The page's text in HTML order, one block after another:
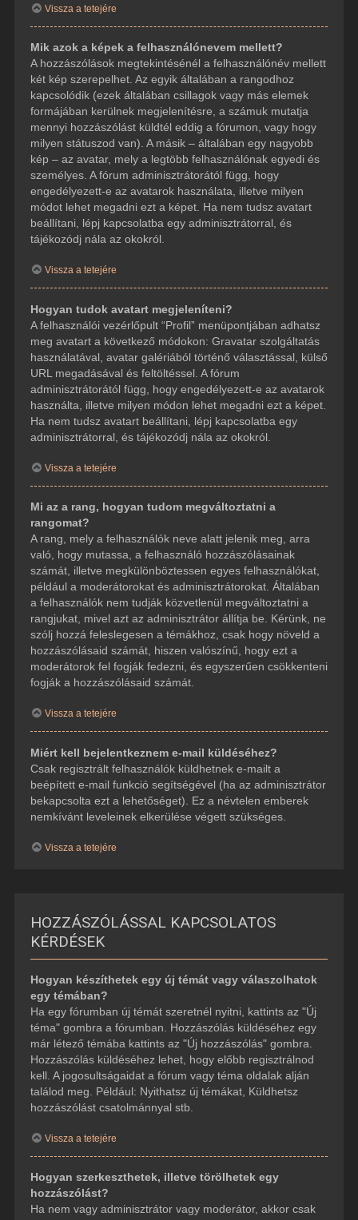
Vissza a tetejére
Mik azok a képek a felhasználónevem mellett?
A hozzászólások megtekintésénél a felhasználónév mellett
két kép szerepelhet. Az egyik általában a rangodhoz
kapcsolódik (ezek általában csillagok vagy más elemek
formájában kerülnek megjelenítésre, a számuk mutatja
mennyi hozzászólást küldtél eddig a fórumon, vagy hogy
milyen státuszod van). A másik – általában egy nagyobb
kép – az avatar, mely a legtöbb felhasználónak egyedi és
személyes. A fórum adminisztrátorától függ, hogy
engedélyezett-e az avatarok használata, illetve milyen
módot lehet megadni ezt a képet. Ha nem tudsz avatart
beállítani, lépj kapcsolatba egy adminisztrátorral, és
tájékozódj nála az okokról.
Vissza a tetejére
Hogyan tudok avatart megjeleníteni?
A felhasználói vezérlőpult “Profil” menüpontjában adhatsz
meg avatart a következő módokon: Gravatar szolgáltatás
használatával, avatar galériából történő választással, külső
URL megadásával és feltöltéssel. A fórum
adminisztrátorától függ, hogy engedélyezett-e az avatarok
használta, illetve milyen módon lehet megadni ezt a képet.
Ha nem tudsz avatart beállítani, lépj kapcsolatba egy
adminisztrátorral, és tájékozódj nála az okokról.
Vissza a tetejére
Mi az a rang, hogyan tudom megváltoztatni a
rangomat?
A rang, mely a felhasználók neve alatt jelenik meg, arra
való, hogy mutassa, a felhasználó hozzászólásainak
számát, illetve megkülönböztessen egyes felhasználókat,
például a moderátorokat és adminisztrátorokat. Általában
a felhasználók nem tudják közvetlenül megváltoztatni a
rangjukat, mivel azt az adminisztrátor állítja be. Kérünk, ne
szólj hozzá feleslegesen a témákhoz, csak hogy növeld a
hozzászólásaid számát, hiszen valószínű, hogy ezt a
moderátorok fel fogják fedezni, és egyszerűen csökkenteni
fogják a hozzászólásaid számát.
Vissza a tetejére
Miért kell bejelentkeznem e-mail küldéséhez?
Csak regisztrált felhasználók küldhetnek e-mailt a
beépített e-mail funkció segítségével (ha az adminisztrátor
bekapcsolta ezt a lehetőséget). Ez a névtelen emberek
nemkívánt leveleinek elkerülése végett szükséges.
Vissza a tetejére
HOZZÁSZÓLÁSSAL KAPCSOLATOS
KÉRDÉSEK
Hogyan készíthetek egy új témát vagy válaszolhatok
egy témában?
Ha egy fórumban új témát szeretnél nyitni, kattints az "Új
téma" gombra a fórumban. Hozzászólás küldéséhez egy
már létező témába kattints az "Új hozzászólás" gombra.
Hozzászólás küldéséhez lehet, hogy előbb regisztrálnod
kell. A jogosultságaidat a fórum vagy téma oldalak alján
találod meg. Például: Nyithatsz új témákat, Küldhetsz
hozzászólást csatolmánnyal stb.
Vissza a tetejére
Hogyan szerkeszthetek, illetve törölhetek egy
hozzászólást?
Ha nem vagy adminisztrátor vagy moderátor, akkor csak